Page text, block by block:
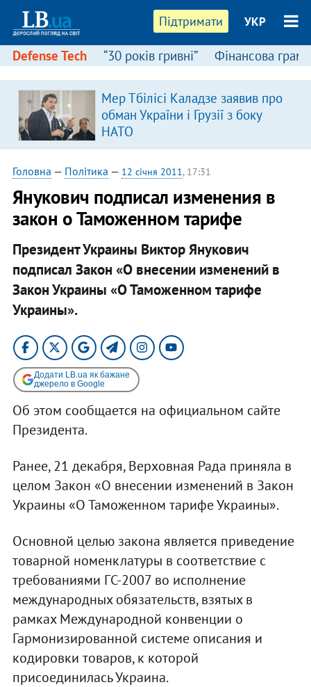
Підтримати УКР
Defense Tech “30 років гривні” Фінансова
Мер Тбілісі Каладзе заявив про
обман України і Грузії з боку
НАТО
Головна — Політика — 12 січня 2011, 17:31
Янукович подписал изменения в
закон о Таможенном тарифе
Президент Украины Виктор Янукович
подписал Закон «О внесении изменений в
Закон Украины «О Таможенном тарифе
Украины».​
Додати LB.ua як бажане
джерело в Google
Об этом сообщается на официальном сайте
Президента.
Ранее, 21 декабря, Верховная Рада приняла в
целом Закон «О внесении изменений в Закон
Украины «О Таможенном тарифе Украины».
Основной целью закона является приведение
товарной номенклатуры в соответствие с
требованиями ГС-2007 во исполнение
международных обязательств, взятых в
рамках Международной конвенции о
Гармонизированной системе описания и
кодировки товаров, к которой
присоединилась Украина.